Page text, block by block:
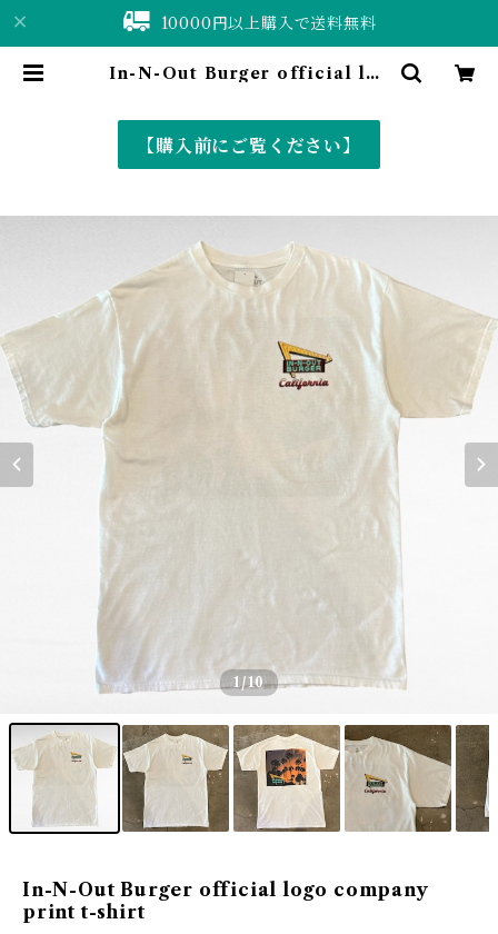
10000円以上購入で送料無料
In-N-Out Burger official log
p〈古着&vintage〉
【購入前にご覧ください】
1/10
In-N-Out Burger official logo company
print t-shirt